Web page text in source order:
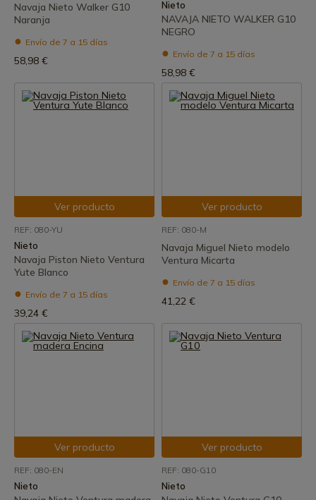
Navaja Nieto Walker G10
Naranja
Envío de 7 a 15 días
58,98 €
Nieto
NAVAJA NIETO WALKER G10
NEGRO
Envío de 7 a 15 días
58,98 €
Ver producto
REF: 080-YU
Nieto
Navaja Piston Nieto Ventura
Yute Blanco
Envío de 7 a 15 días
39,24 €
Ver producto
REF: 080-M
Navaja Miguel Nieto modelo
Ventura Micarta
Envío de 7 a 15 días
41,22 €
Ver producto
REF: 080-EN
Nieto
Ver producto
REF: 080-G10
Nieto